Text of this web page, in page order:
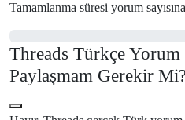
Tamamlanma süresi yorum
Threads Türkçe Yorum
Paylaşmam Gerekir